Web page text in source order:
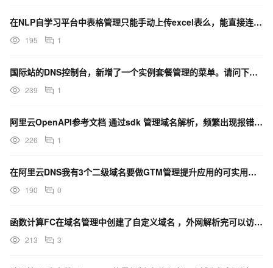
的自动评价，即由业务管理中的每一项操作自动生成记账凭证，记
账凭证自动登账，然后自动生成财务报表，并且这个过程完全可以
法相比的。从精细化方面分析，由于计算机的优越性能，这种评价
过程可以对每一笔管理业务来进行，可以做到财务凭证与每一笔业
理，这是各级管理者监控每一项业务的基础，这种精细程度与企业
的规模成正比。从这个意义上来讲，财务业务的同步管理是ERP最
以上分析在走了右边往上的这个路径，这个路径已经充分现实
此，它应该还有一个更加诱人的改变，那就是彻底改变了一种传统
80％以上的“汇报制”。在传统管理之中，面对数十万、数百万乃至
数千万份单据、报表、台帐，越是高层的管理人员越感到茫然，唯
在NLP自学习平台中表格管理只能手动上传excel表么，能直接连数据库，解析库中的表吗？
195 1
国际站的DNS控制台，新增了一个实例套餐管理的菜单。请问下关于这块阿里云DNS有文档介绍吗？
239 1
阿里云OpenAPI参考文档 通过sdk 管理域名解析，频繁出现报错，过一会又正常请问是什么原因呢？
226 1
在阿里云DNS我有3个二级域名要做GTM管理提升应用的可实用性，是不是应该买3个实例？
190 0
函数计算FC在域名管理中创建了自定义域名 ，外网解析完可以访问，内网解析完不能访问 。怎么解决？
213 3